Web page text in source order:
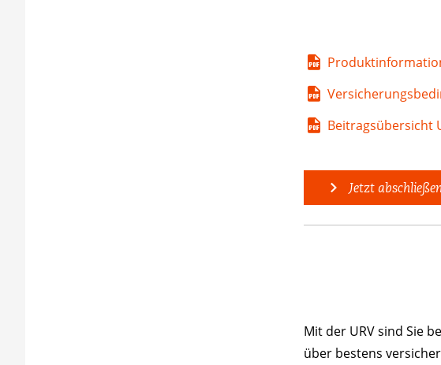
Beitragsübersicht
Jetzt
Mit der URV sind Sie
über bestens